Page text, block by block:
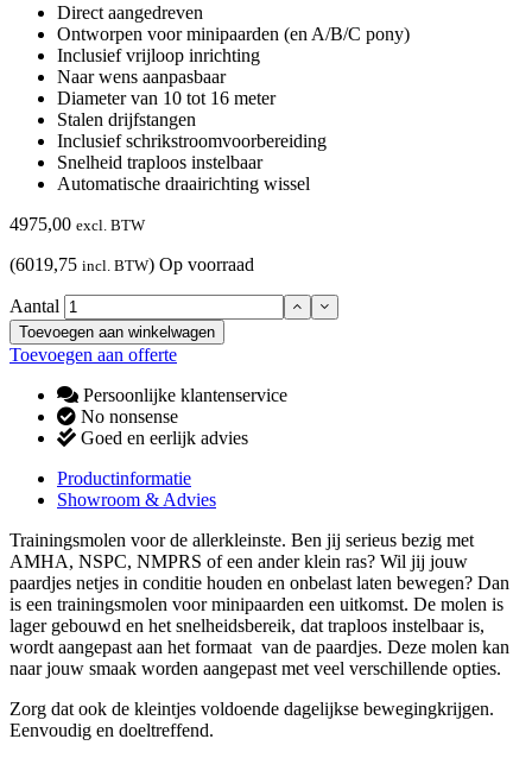
Direct aangedreven
Ontworpen voor minipaarden (en A/B/C pony)
Inclusief vrijloop inrichting
Naar wens aanpasbaar
Diameter van 10 tot 16 meter
Stalen drijfstangen
Inclusief schrikstroomvoorbereiding
Snelheid traploos instelbaar
Automatische draairichting wissel
4975,00 excl. BTW
(6019,75 incl. BTW) Op voorraad
Aantal
Toevoegen aan winkelwagen
Toevoegen aan offerte
Persoonlijke klantenservice
No nonsense
Goed en eerlijk advies
Productinformatie
Showroom & Advies
Trainingsmolen voor de allerkleinste. Ben jij serieus bezig met
AMHA, NSPC, NMPRS of een ander klein ras? Wil jij jouw
paardjes netjes in conditie houden en onbelast laten bewegen? Dan
is een trainingsmolen voor minipaarden een uitkomst. De molen is
lager gebouwd en het snelheidsbereik, dat traploos instelbaar is,
wordt aangepast aan het formaat van de paardjes. Deze molen kan
naar jouw smaak worden aangepast met veel verschillende opties.
Zorg dat ook de kleintjes voldoende dagelijkse bewegingkrijgen.
Eenvoudig en doeltreffend.